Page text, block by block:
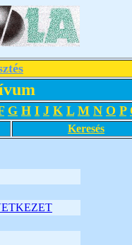
G H I J K L M N O P
Keresés